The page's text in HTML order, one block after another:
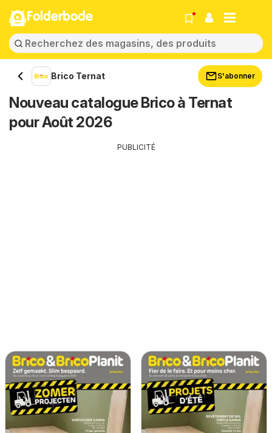
Folderbode
Brico Ternat S'abonner
Nouveau catalogue Brico à Ternat
pour Août 2026
PUBLICITÉ